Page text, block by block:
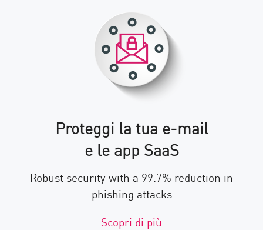
Proteggi la tua e-mail
e le app SaaS
Robust security with a 99.7% reduction in
phishing attacks
Scopri di più